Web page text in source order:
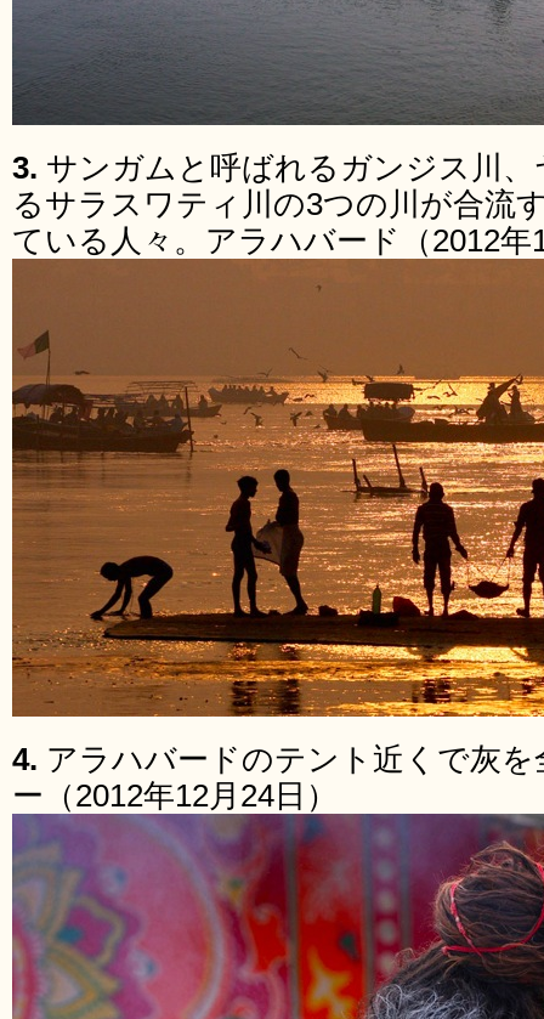
3. サンガムと呼ばれるガンジス川
るサラスワティ川の3つの川が合流
ている人々。アラハバード（2012年
4. アラハバードのテント近くで灰
ー（2012年12月24日）